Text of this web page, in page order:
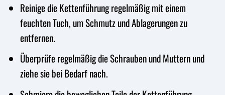
Reinige die Kettenführung regelmäßig mit einem
feuchten Tuch, um Schmutz und Ablagerungen zu
entfernen.
Überprüfe regelmäßig die Schrauben und Muttern und
ziehe sie bei Bedarf nach.